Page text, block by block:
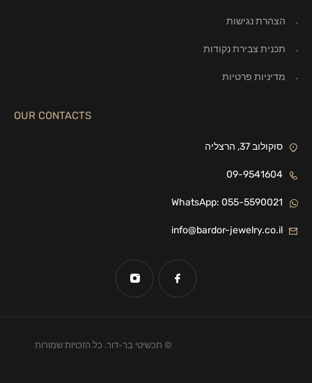
הצהרת נגישות
תכנית צבירת נקודות
מדיניות פרטיות
OUR CONTACTS
סוקולוב 37, הרצליה
09-9541604
WhatsApp: 055-5590021
info@bardor-jewelry.co.il
© תכשיטי בר-דור. כל הזכויות שמורות